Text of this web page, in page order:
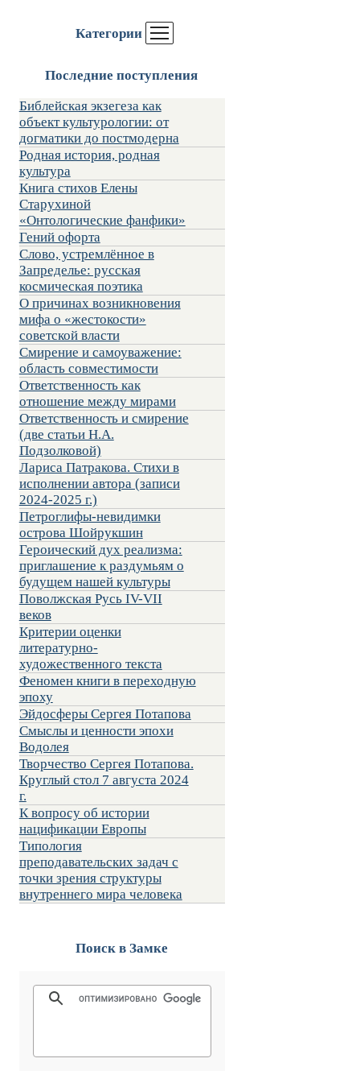
Категории
Последние поступления
Библейская экзегеза как
объект культурологии: от
догматики до постмодерна
Родная история, родная
культура
Книга стихов Елены
Старухиной
«Онтологические фанфики»
Гений офорта
Слово, устремлённое в
Запределье: русская
космическая поэтика
О причинах возникновения
мифа о «жестокости»
советской власти
Смирение и самоуважение:
область совместимости
Ответственность как
отношение между мирами
Ответственность и смирение
(две статьи Н.А.
Подзолковой)
Лариса Патракова. Стихи в
исполнении автора (записи
2024-2025 г.)
Петроглифы-невидимки
острова Шойрукшин
Героический дух реализма:
приглашение к раздумьям о
будущем нашей культуры
Поволжская Русь IV-VII
веков
Критерии оценки
литературно-
художественного текста
Феномен книги в переходную
эпоху
Эйдосферы Сергея Потапова
Смыслы и ценности эпохи
Водолея
Творчество Сергея Потапова.
Круглый стол 7 августа 2024
г.
К вопросу об истории
нацификации Европы
Типология
преподавательских задач с
точки зрения структуры
внутреннего мира человека
Поиск в Замке